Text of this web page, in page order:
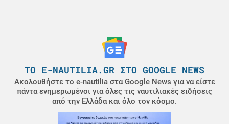
ΤΟ E-NAUTILIA.GR ΣΤΟ GOOGLE NEWS
Ακολουθήστε το e-nautilia στα Google News για να είστε
πάντα ενημερωμένοι για όλες τις ναυτιλιακές ειδήσεις
από την Ελλάδα και όλο τον κόσμο.